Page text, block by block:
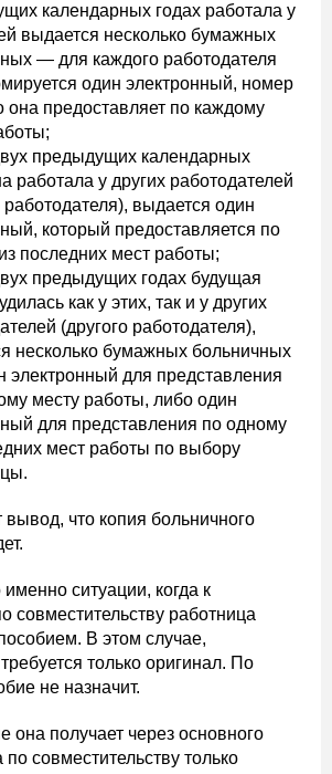
календарных годах работала у
выдается несколько бумажных
— для каждого работодателя
один электронный, номер
она предоставляет по каждому
предыдущих календарных
работала у других работодателей
работодателя), выдается один
который предоставляется по
последних мест работы;
предыдущих годах будущая
как у этих, так и у других
(другого работодателя),
несколько бумажных больничных
электронный для представления
месту работы, либо один
для представления по одному
мест работы по выбору
что копия больничного
именно ситуации, когда к
совместительству работница
В этом случае,
только оригинал. По
не назначит.
она получает через основного
по совместительству только